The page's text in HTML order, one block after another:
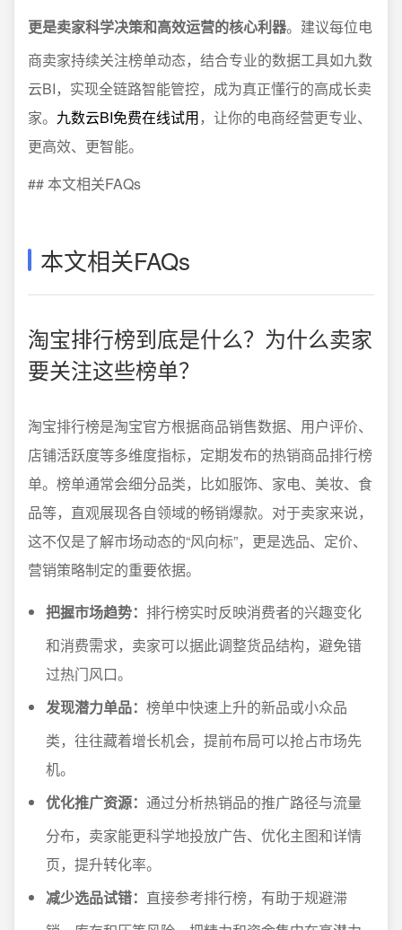
更是卖家科学决策和高效运营的核心利器。建议每位电
商卖家持续关注榜单动态，结合专业的数据工具如九数
云BI，实现全链路智能管控，成为真正懂行的高成长卖
家。 九数云BI免费在线试用，让你的电商经营更专业、
更高效、更智能。
## 本文相关FAQs
本文相关FAQs
淘宝排行榜到底是什么？为什么卖家
要关注这些榜单？
淘宝排行榜是淘宝官方根据商品销售数据、用户评价、
店铺活跃度等多维度指标，定期发布的热销商品排行榜
单。榜单通常会细分品类，比如服饰、家电、美妆、食
品等，直观展现各自领域的畅销爆款。对于卖家来说，
这不仅是了解市场动态的“风向标”，更是选品、定价、
营销策略制定的重要依据。
把握市场趋势： 排行榜实时反映消费者的兴趣变化
和消费需求，卖家可以据此调整货品结构，避免错
过热门风口。
发现潜力单品： 榜单中快速上升的新品或小众品
类，往往藏着增长机会，提前布局可以抢占市场先
机。
优化推广资源： 通过分析热销品的推广路径与流量
分布，卖家能更科学地投放广告、优化主图和详情
页，提升转化率。
减少选品试错： 直接参考排行榜，有助于规避滞